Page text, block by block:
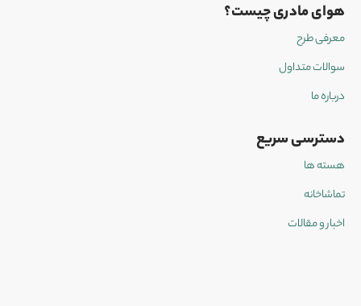
هوای مادری چیست؟
معرفی طرح
سوالات متداول
درباره ما
دسترسی سریع
هسته ها
تماشاخانه
اخبار و مقالات